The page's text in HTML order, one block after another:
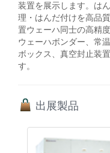
装置を展示します。は
理・はんだ付けを高品
置ウェーハ同士の高精
ウェーハボンダー、常
ボックス、真空封止装
す。
出展製品